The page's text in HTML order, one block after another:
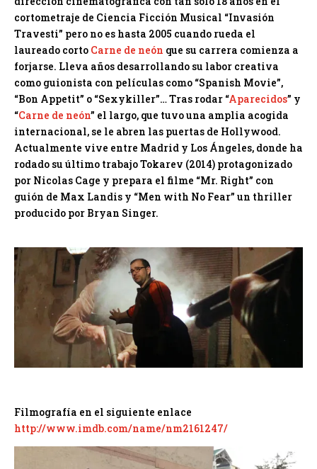
cortometraje de Ciencia Ficción Musical “Invasión
Travesti” pero no es hasta 2005 cuando rueda el
laureado corto Carne de neón que su carrera comienza a
forjarse. Lleva años desarrollando su labor creativa
como guionista con películas como “Spanish Movie”,
“Bon Appetit” o “Sexykiller”… Tras rodar “Aparecidos” y
“Carne de neón” el largo, que tuvo una amplia acogida
internacional, se le abren las puertas de Hollywood.
Actualmente vive entre Madrid y Los Ángeles, donde ha
rodado su último trabajo Tokarev (2014) protagonizado
por Nicolas Cage y prepara el filme “Mr. Right” con
guión de Max Landis y “Men with No Fear” un thriller
producido por Bryan Singer.
Filmografía en el siguiente enlace
http://www.imdb.com/name/nm2161247/